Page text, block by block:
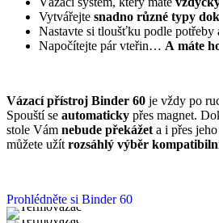
Vytvářejte snadno různé typy
Nastavte si tloušťku podle potřeby
Napočítejte pár vteřin… A máte
Vázací přístroj Binder 60 je vždy po
Spouští se automaticky přes magnet.
stole Vám nebude překážet a i přes
můžete užít rozsáhlý výběr
Prohlédněte si Binder 60